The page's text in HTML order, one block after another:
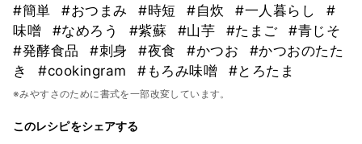
#簡単
#おつまみ #時短 #自炊 #一人暮らし
#
味噌
#なめろう #紫蘇 #山芋 #たまご
#青じそ
#発酵食品
#刺身 #夜食 #かつお
#かつおのたた
き
#cookingram #もろみ味噌 #とろたま
※みやすさのために書式を一部改変しています。
このレシピをシェアする